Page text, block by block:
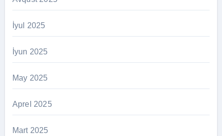
İyul 2025
İyun 2025
May 2025
Aprel 2025
Mart 2025